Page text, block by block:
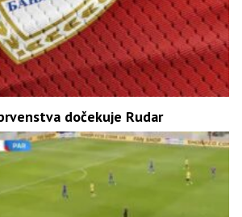
dočekuje Rudar